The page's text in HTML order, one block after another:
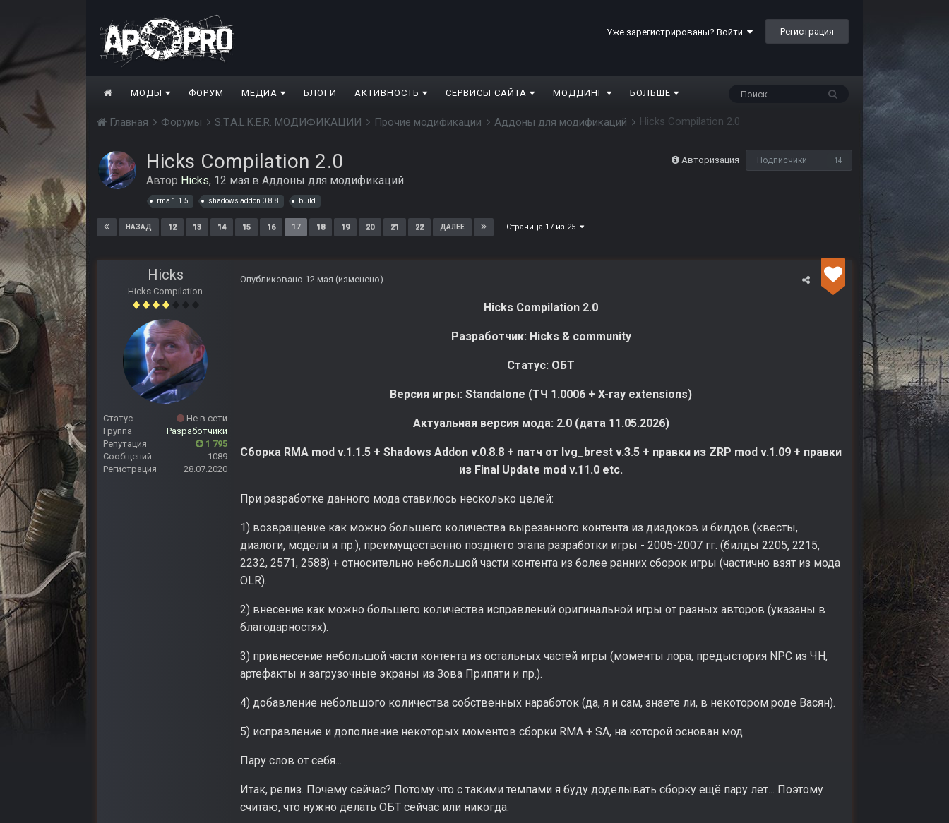
Уже зарегистрированы? Войти Регистрация
МОДЫ ФОРУМ МЕДИА БЛОГИ АКТИВНОСТЬ СЕРВИСЫ САЙТА МОДДИНГ БОЛЬШЕ
Главная Форумы S.T.A.L.K.E.R. МОДИФИКАЦИИ Прочие модификации Аддоны для модификаций Hicks Compilation 2.0
Авторизация Подписчики 14
Hicks Compilation 2.0
Автор Hicks, 12 мая в Аддоны для модификаций
rma 1.1.5 shadows addon 0.8.8 build
НАЗАД 12 13 14 15 16 17 18 19 20 21 22 ДАЛЕЕ Страница 17 из 25
Hicks
Hicks Compilation
Статус
Не в сети
Группа
Разработчики
Репутация
1 795
Сообщений
1089
Регистрация
28.07.2020
Опубликовано 12 мая (изменено)
Hicks Compilation 2.0
Разработчик: Hicks & community
Статус: ОБТ
Версия игры: Standalone (ТЧ 1.0006 + X-ray extensions)
Актуальная версия мода: 2.0 (дата 11.05.2026)
Сборка RMA mod v.1.1.5 + Shadows Addon v.0.8.8 + патч от lvg_brest v.3.5 + правки из ZRP mod v.1.09 + правки
из Final Update mod v.11.0 etc.
При разработке данного мода ставилось несколько целей:
1) возвращение как можно большего количества вырезанного контента из диздоков и билдов (квесты,
диалоги, модели и пр.), преимущественно позднего этапа разработки игры - 2005-2007 гг. (билды 2205, 2215,
2232, 2571, 2588) + относительно небольшой части контента из более ранних сборок игры (частично взят из мода
OLR).
2) внесение как можно большего количества исправлений оригинальной игры от разных авторов (указаны в
благодарностях).
3) привнесение небольшой части контента из остальных частей игры (моменты лора, предыстория NPC из ЧН,
артефакты и загрузочные экраны из Зова Припяти и пр.).
4) добавление небольшого количества собственных наработок (да, я и сам, знаете ли, в некотором роде Васян).
5) исправление и дополнение некоторых моментов сборки RMA + SA, на которой основан мод.
Пару слов от себя...
Итак, релиз. Почему сейчас? Потому что с такими темпами я буду доделывать сборку ещё пару лет... Поэтому
считаю, что нужно делать ОБТ сейчас или никогда.